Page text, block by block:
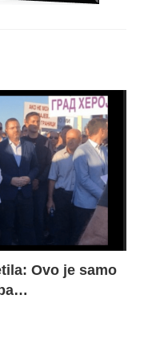
Ovo je samo